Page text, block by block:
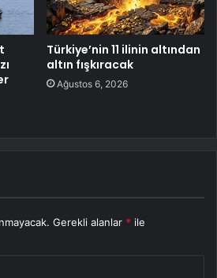
Türkiye’nin 11 ilinin altından
altın fışkıracak
Ağustos 6, 2026
Gerekli alanlar * ile